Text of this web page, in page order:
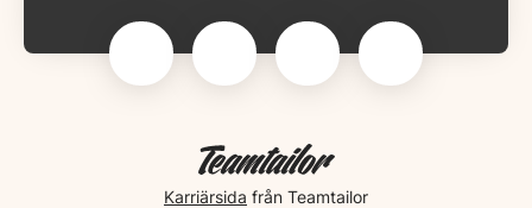
Karriärsida från Teamtailor